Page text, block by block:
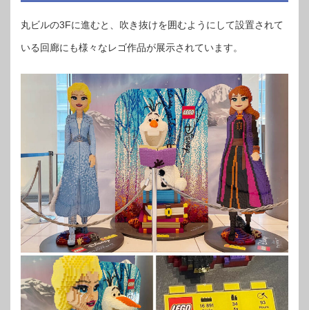
丸ビルの3Fに進むと、吹き抜けを囲むようにして設置されて
いる回廊にも様々なレゴ作品が展示されています。